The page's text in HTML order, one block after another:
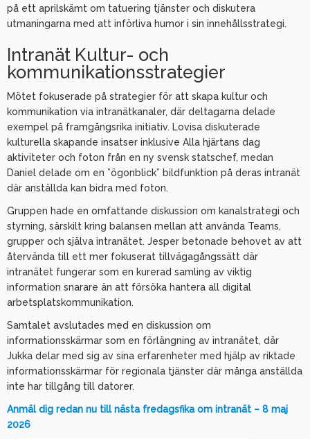
på ett aprilskämt om tatuering tjänster och diskutera
utmaningarna med att införliva humor i sin innehållsstrategi.
Intranät Kultur- och
kommunikationsstrategier
Mötet fokuserade på strategier för att skapa kultur och
kommunikation via intranätkanaler, där deltagarna delade
exempel på framgångsrika initiativ. Lovisa diskuterade
kulturella skapande insatser inklusive Alla hjärtans dag
aktiviteter och foton från en ny svensk statschef, medan
Daniel delade om en ”ögonblick” bildfunktion på deras intranät
där anställda kan bidra med foton.
Gruppen hade en omfattande diskussion om kanalstrategi och
styrning, särskilt kring balansen mellan att använda Teams,
grupper och själva intranätet. Jesper betonade behovet av att
återvända till ett mer fokuserat tillvägagångssätt där
intranätet fungerar som en kurerad samling av viktig
information snarare än att försöka hantera all digital
arbetsplatskommunikation.
Samtalet avslutades med en diskussion om
informationsskärmar som en förlängning av intranätet, där
Jukka delar med sig av sina erfarenheter med hjälp av riktade
informationsskärmar för regionala tjänster där många anställda
inte har tillgång till datorer.
Anmäl dig redan nu till nästa fredagsfika om intranät – 8 maj
2026